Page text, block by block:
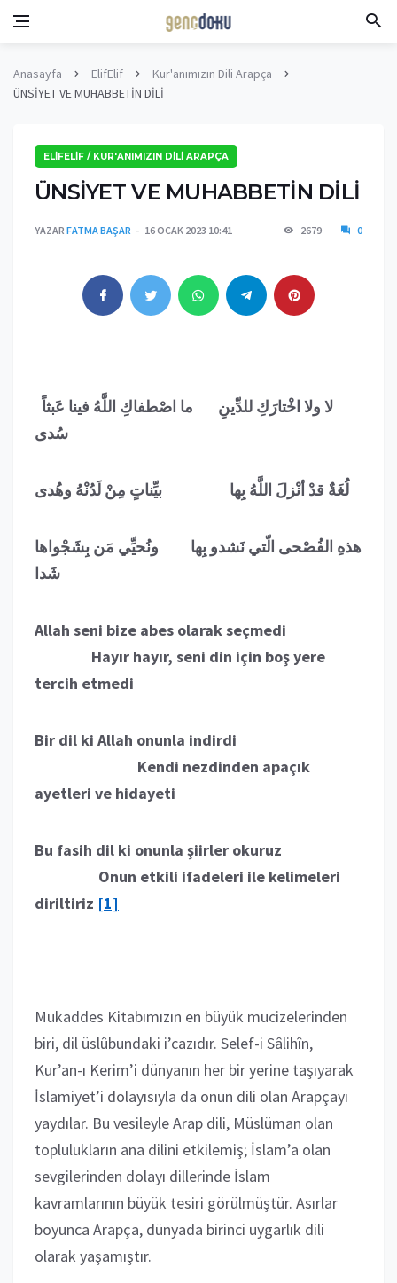
Anasayfa ElifElif
Kur'anımızın Dili Arapça
ÜNSİYET VE MUHABBETİN DİLİ
ELIFELIF / KUR'ANIMIZIN DILI ARAPÇA
ÜNSİYET VE MUHABBETİN DİLİ
YAZAR FATMA BAŞAR 16 OCAK 2023 10:41 2679 0
ما اصْطفاكِ اللَّهُ فينا عَبثاً
لا ولا اخْتارَكِ للدِّينِ
سُدى
لُغَةٌ قدْ أنْزلَ اللَّهُ بِها بيِّناتٍ مِنْ لَدُنْهُ وهُدى
هذهِ الفُصْحى الّتي نَشدو بِها ونُحيِّي مَن بِشَجْواها
شَدا
Allah seni bize abes olarak seçmedi
Hayır hayır, seni din için boş yere
tercih etmedi
Bir dil ki Allah onunla indirdi
Kendi nezdinden apaçık
ayetleri ve hidayeti
Bu fasih dil ki onunla şiirler okuruz
Onun etkili ifadeleri ile kelimeleri
diriltiriz [1]
Mukaddes Kitabımızın en büyük mucizelerinden
biri, dil üslûbundaki i’cazıdır. Selef-i Sâlihîn,
Kur’an-ı Kerim’i dünyanın her bir yerine taşıyarak
İslamiyet’i dolayısıyla da onun dili olan Arapçayı
yaydılar. Bu vesileyle Arap dili, Müslüman olan
toplulukların ana dilini etkilemiş; İslam’a olan
sevgilerinden dolayı dillerinde İslam
kavramlarının büyük tesiri görülmüştür. Asırlar
boyunca Arapça, dünyada birinci uygarlık dili
olarak yaşamıştır.